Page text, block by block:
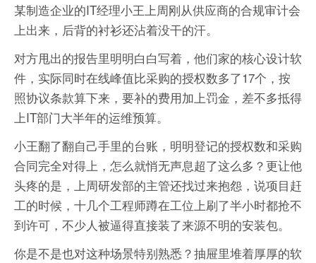
某制造企业的IT经理小王上周刚从供应商的合规审计会
上出来，后背的衬衫还沾着没干的汗。
对方甩出的报告里明明白白写着，他们家的核心设计软
件，实际同时在线峰值比采购的授权数多了17个，按
照协议条款算下来，要补的费用加上罚金，差不多抵得
上IT部门大半年的运维预算。
小王翻了翻自己手里的台账，明明登记的授权数和采购
合同完全对得上，怎么就悄无声息超了这么多？更让他
头疼的是，上周研发部的主管还找过来抱怨，说项目赶
工的时候，十几个工程师蹲在工位上刷了半小时都抢不
到许可，不少人被逼得直接装了来源不明的安装包。
你是不是也对这种场景特别熟悉？抽屉里堆着厚厚的软